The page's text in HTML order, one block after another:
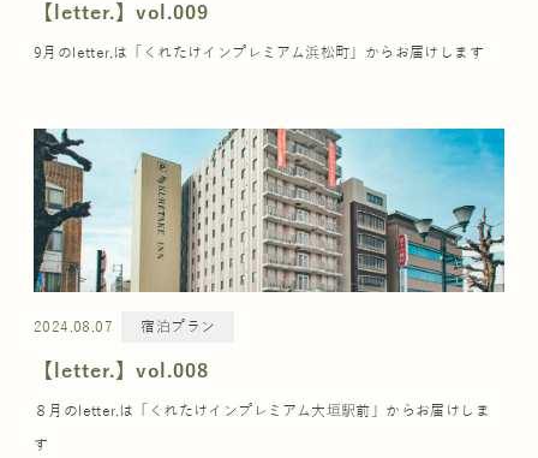
【letter.】vol.009
9月のletter.は「くれたけインプレミアム浜松町」からお届けします
2024.08.07 宿泊プラン
【letter.】vol.008
８月のletter.は「くれたけインプレミアム大垣駅前」からお届けしま
す